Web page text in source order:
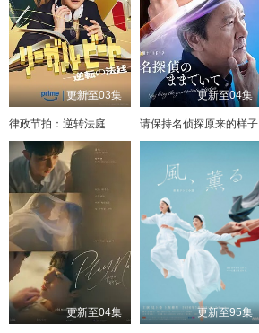
更新至03集
律政节拍：逆转法庭
更新至04集
请保持名侦探原来的样子
更新至04集 更新至95集